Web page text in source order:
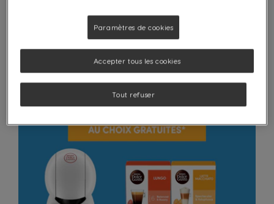
Paramètres de cookies
Tout refuser
Accepter tous les cookies